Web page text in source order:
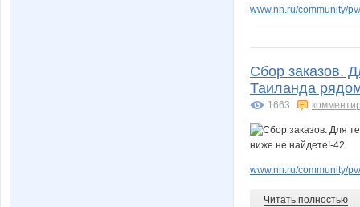
www.nn.ru/community/
Сбор заказов.
Таиланда
1663
www.nn.ru/community/
Читать полностью